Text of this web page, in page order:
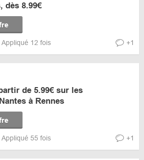
dès 8.99€
Appliqué 12 fois +1
de 5.99€ sur les
à Rennes
Appliqué 55 fois +1